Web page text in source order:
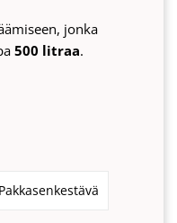
jonka
500 litraa.
Pakkasenkestävä